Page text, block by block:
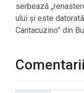
serbează
ului și este
Cantacuzino” din
Comentarii